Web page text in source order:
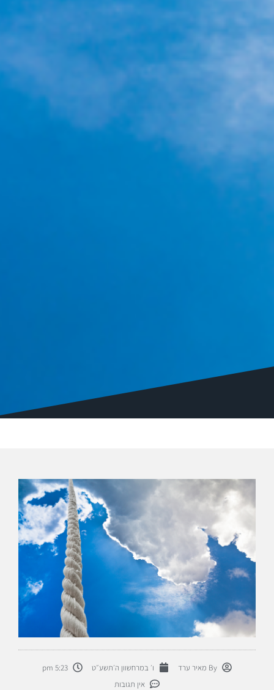
By מאיר ערד ו׳ במרחשוון ה׳תשע״ט
5:23 pm
אין תגובות